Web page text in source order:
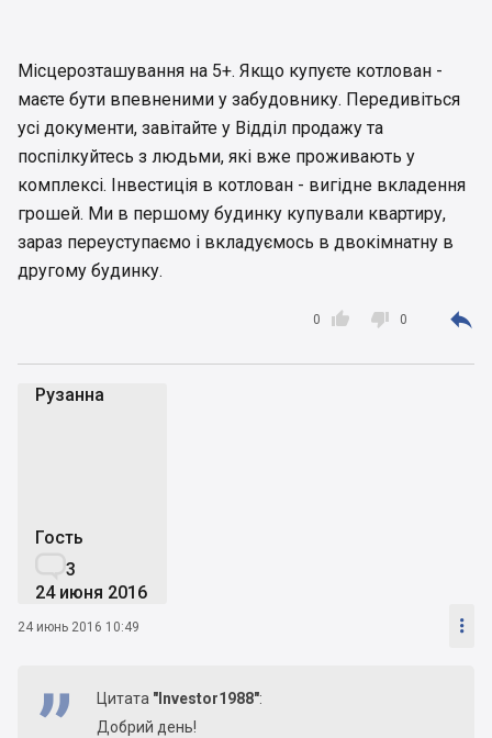
Місцерозташування на 5+. Якщо купуєте котлован -
маєте бути впевненими у забудовнику. Передивіться
усі документи, завітайте у Відділ продажу та
поспілкуйтесь з людьми, які вже проживають у
комплексі. Інвестиція в котлован - вигідне вкладення
грошей. Ми в першому будинку купували квартиру,
зараз переуступаємо і вкладуємось в двокімнатну в
другому будинку.

0  0 
Рузанна
Гость
3
24 июня 2016
24 июнь 2016 10:49 
Цитата "Investor1988":
Добрий день!